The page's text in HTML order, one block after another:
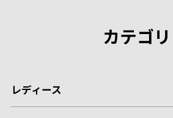
カテゴリ
レディース